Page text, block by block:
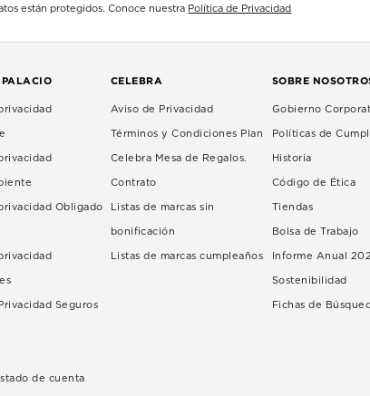
están protegidos. Conoce nuestra Política de Privacidad
PALACIO
Obligado
Seguros
de cuenta
CELEBRA
Aviso de Privacidad
Términos y Condiciones Plan
Celebra Mesa de Regalos.
Contrato
Listas de marcas sin
bonificación
Listas de marcas cumpleaños
SOBRE
Gobierno
Políticas de
Historia
Código de Ética
Tiendas
Bolsa de Trabajo
Informe Anual
Sostenibilidad
Fichas de